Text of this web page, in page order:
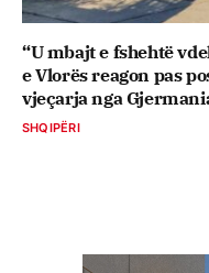
“U mbajt e fshehtë
e Vlorës reagon pas
vjeçarja nga
SHQIPËRI